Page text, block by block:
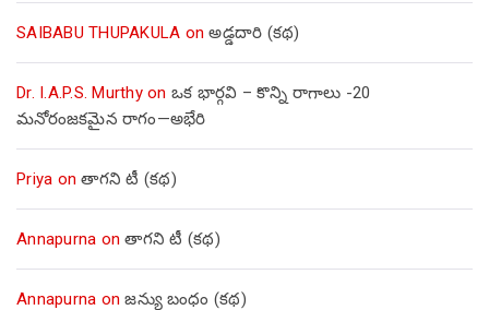
SAIBABU THUPAKULA onఅడ్డదారి (కథ)
Dr. I.A.P.S. Murthyon ఒక భార్గవి – కొన్ని రాగాలు -20
మనోరంజకమైన రాగం—అభేరి
Priya onతాగని టీ (కథ)
Annapurna onతాగని టీ (కథ)
Annapurna onజన్యు బంధం (కథ)